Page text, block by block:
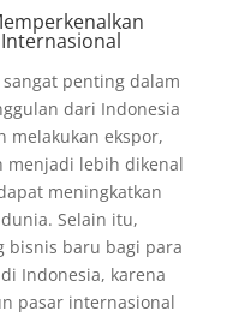
penting dalam
dari Indonesia
melakukan ekspor,
menjadi lebih dikenal
meningkatkan
Selain itu,
bisnis baru bagi para
Indonesia, karena
pasar internasional